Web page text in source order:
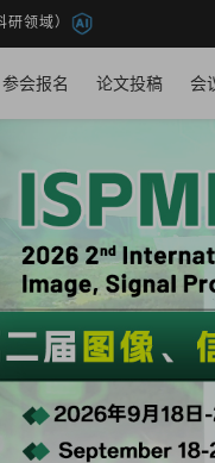
领域）
参会报名 论文投稿 会